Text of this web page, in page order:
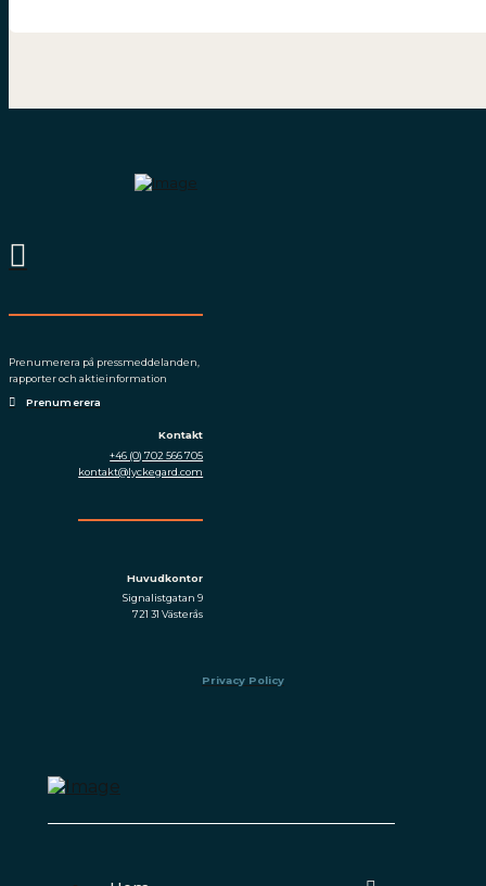
Prenumerera på press­meddelanden,
rapporter och aktieinformation
Prenumerera
Kontakt
+46 (0) 702 566 705
kontakt@lyckegard.com
Huvudkontor
Signalistgatan 9
721 31 Västerås
Privacy Policy